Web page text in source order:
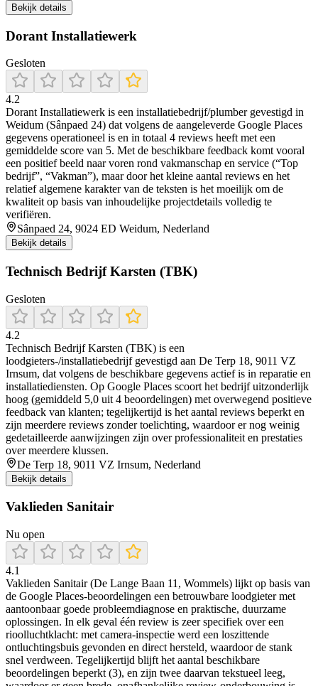
Bekijk details
Dorant Installatiewerk
Gesloten
4.2
Dorant Installatiewerk is een installatiebedrijf/plumber gevestigd in
Weidum (Sânpaed 24) dat volgens de aangeleverde Google Places
gegevens operationeel is en in totaal 4 reviews heeft met een
gemiddelde score van 5. Met de beschikbare feedback komt vooral
een positief beeld naar voren rond vakmanschap en service (“Top
bedrijf”, “Vakman”), maar door het kleine aantal reviews en het
relatief algemene karakter van de teksten is het moeilijk om de
kwaliteit op basis van inhoudelijke projectdetails volledig te
verifiëren.
Sânpaed 24, 9024 ED Weidum, Nederland
Bekijk details
Technisch Bedrijf Karsten (TBK)
Gesloten
4.2
Technisch Bedrijf Karsten (TBK) is een
loodgieters-/installatiebedrijf gevestigd aan De Terp 18, 9011 VZ
Irnsum, dat volgens de beschikbare gegevens actief is in reparatie en
installatiediensten. Op Google Places scoort het bedrijf uitzonderlijk
hoog (gemiddeld 5,0 uit 4 beoordelingen) met overwegend positieve
feedback van klanten; tegelijkertijd is het aantal reviews beperkt en
zijn meerdere reviews zonder toelichting, waardoor er nog weinig
gedetailleerde aanwijzingen zijn over professionaliteit en prestaties
over meerdere klussen.
De Terp 18, 9011 VZ Irnsum, Nederland
Bekijk details
Vaklieden Sanitair
Nu open
4.1
Vaklieden Sanitair (De Lange Baan 11, Wommels) lijkt op basis van
de Google Places-beoordelingen een betrouwbare loodgieter met
aantoonbaar goede probleemdiagnose en praktische, duurzame
oplossingen. In elk geval één review is zeer specifiek over een
rioolluchtklacht: met camera-inspectie werd een loszittende
ontluchtingsbuis gevonden en direct hersteld, waardoor de stank
snel verdween. Tegelijkertijd blijft het aantal beschikbare
beoordelingen beperkt (3), en zijn twee daarvan tekstueel leeg,